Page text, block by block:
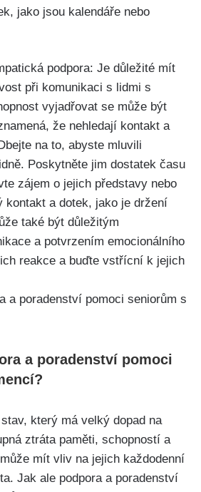
jako jsou kalendáře nebo
podpora: Je důležité mít
při komunikaci s lidmi s
vyjadřovat se může být
že nehledají kontakt a
na to, abyste mluvili
Poskytněte jim dostatek času
zájem o jejich představy nebo
kontakt a dotek, jako je držení
také být důležitým
a potvrzením emocionálního
reakce a buďte vstřícní k jejich
a poradenství pomoci
který má velký dopad na
ztráta paměti, schopností a
mít vliv na jejich každodenní
Jak ale podpora a poradenství